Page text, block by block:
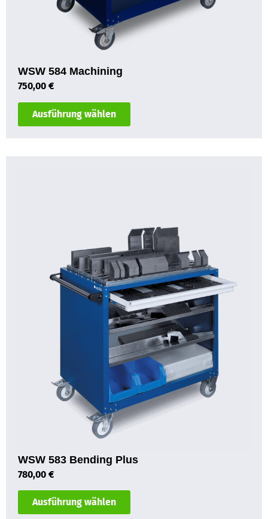
WSW 584 Machining
750,00 €
Ausführung wählen
WSW 583 Bending Plus
780,00 €
Ausführung wählen